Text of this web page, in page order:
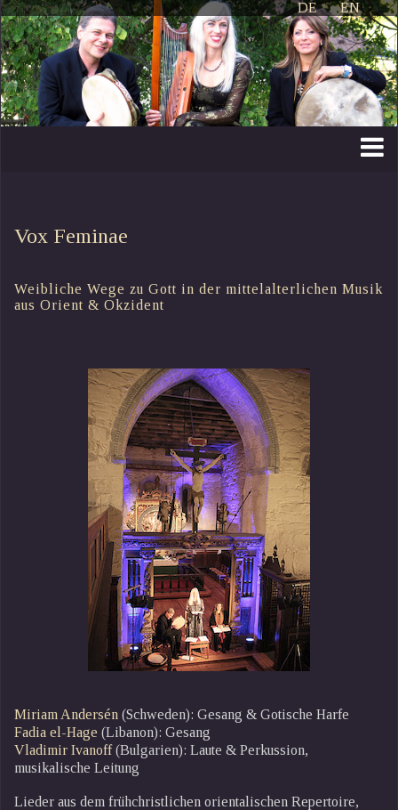
DE EN
Vox Feminae
Weibliche Wege zu Gott in der mittelalterlichen Musik
aus Orient & Okzident
Miriam Andersén (Schweden): Gesang & Gotische Harfe
Fadia el-Hage (Libanon): Gesang
Vladimir Ivanoff(Bulgarien): Laute & Perkussion,
musikalische Leitung
Lieder aus dem frühchristlichen orientalischen Repertoire,